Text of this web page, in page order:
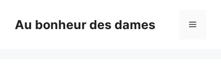
contenuAu bonheur des dames Menu